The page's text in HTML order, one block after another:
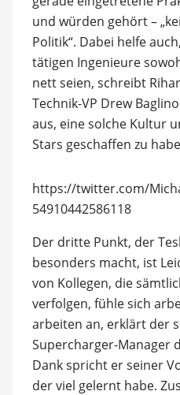
und würden gehört –
Politik“. Dabei helfe
tätigen Ingenieure
nett seien, schreibt
Technik-VP Drew
aus, eine solche Kultur
Stars geschaffen zu
https://twitter.com/
54910442586118
Der dritte Punkt, der
besonders macht, ist
von Kollegen, die
verfolgen, fühle sich
arbeiten an, erklärt der
Supercharger-Manager
Dank spricht er seiner
der viel gelernt habe.